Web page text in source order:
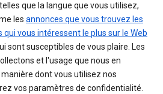
que la langue que vous utilisez,
les annonces que vous trouvez les
qui vous intéressent le plus sur le Web
sont susceptibles de vous plaire. Les
et l'usage que nous en
dont vous utilisez nos
vos paramètres de confidentialité.